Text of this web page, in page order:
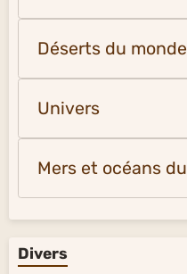
Déserts du monde
Univers
Mers et océans
Divers